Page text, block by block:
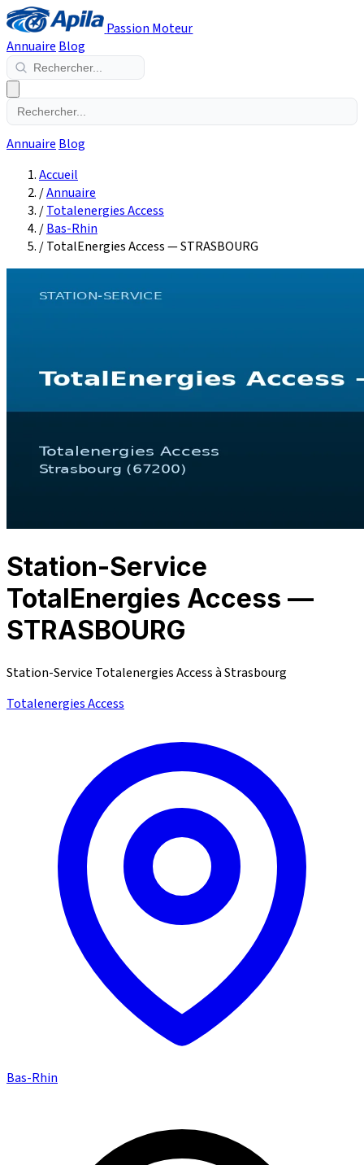
Passion Moteur
Annuaire Blog
Annuaire Blog
Accueil
/Annuaire
/Totalenergies Access
/Bas-Rhin
/TotalEnergies Access — STRASBOURG
Station-Service
TotalEnergies Access —
STRASBOURG
Station-Service Totalenergies Access à Strasbourg
Totalenergies Access
Bas-Rhin